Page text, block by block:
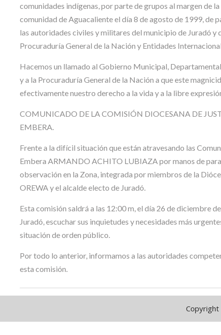
comunidades indígenas, por parte de grupos al margen de
comunidad de Aguacaliente el día 8 de agosto de 1999, de
las autoridades civiles y militares del municipio de Juradó
Procuraduría General de la Nación y Entidades
Hacemos un llamado al Gobierno Municipal,
y a la Procuraduría General de la Nación a que este
efectivamente nuestro derecho a la vida y a la libre
COMUNICADO DE LA COMISIÓN DIOCESANA DE
EMBERA.
Frente a la difícil situación que están atravesando las
Embera ARMANDO ACHITO LUBIAZA por manos de
observación en la Zona, integrada por miembros de la
OREWA y el alcalde electo de Juradó.
Esta comisión saldrá a las 12:00 m, el día 26 de diciembre
Juradó, escuchar sus inquietudes y necesidades más
situación de orden público.
Por todo lo anterior, informamos a las autoridades
esta comisión.
Copyright